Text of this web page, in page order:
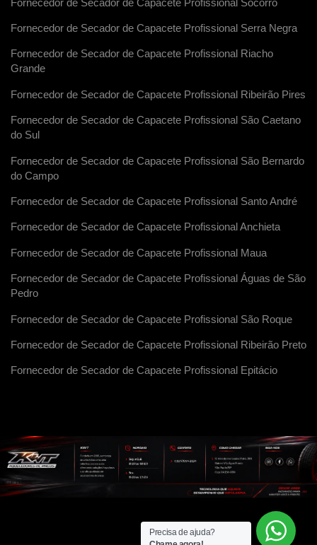
Fornecedor de Secador de Capacete Profissional Socorro
Fornecedor de Secador de Capacete Profissional Serra Negra
Fornecedor de Secador de Capacete Profissional Riacho
Grande
Fornecedor de Secador de Capacete Profissional Ribeirão Pires
Fornecedor de Secador de Capacete Profissional São Caetano
do Sul
Fornecedor de Secador de Capacete Profissional São Bernardo
do Campo
Fornecedor de Secador de Capacete Profissional Santo André
Fornecedor de Secador de Capacete Profissional Anchieta
Fornecedor de Secador de Capacete Profissional Maua
Fornecedor de Secador de Capacete Profissional Águas de São
Pedro
Fornecedor de Secador de Capacete Profissional São Roque
Fornecedor de Secador de Capacete Profissional Ribeirão Preto
Fornecedor de Secador de Capacete Profissional Epitácio
Precisa de ajuda?